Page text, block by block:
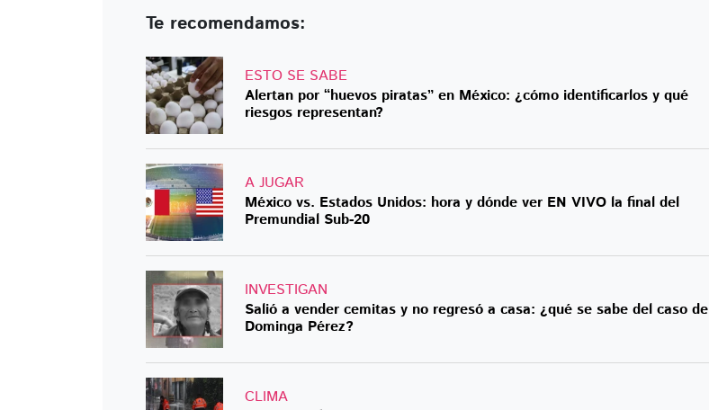
Te recomendamos:
ESTO SE SABE
Alertan por “huevos piratas” en México: ¿cómo identificarlos y qué
riesgos representan?
A JUGAR
México vs. Estados Unidos: hora y dónde ver EN VIVO la final del
Premundial Sub-20
INVESTIGAN
Salió a vender cemitas y no regresó a casa: ¿qué se sabe del caso de
Dominga Pérez?
CLIMA